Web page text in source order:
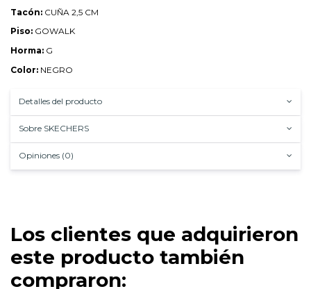
Tacón: CUÑA 2,5 CM
Piso: GOWALK
Horma: G
Color: NEGRO
Detalles del producto
Sobre SKECHERS
Opiniones (0)
Los clientes que adquirieron
este producto también
compraron: